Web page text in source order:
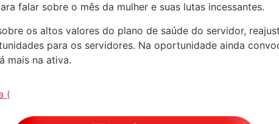
falar sobre o mês da mulher e suas lutas incessantes.
os altos valores do plano de saúde do servidor,
para os servidores. Na oportunidade ainda
mais na ativa.
(